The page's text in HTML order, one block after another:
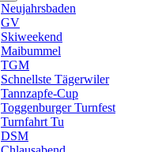
Neujahrsbaden
GV
Skiweekend
Maibummel
TGM
Schnellste Tägerwiler
Tannzapfe-Cup
Toggenburger Turnfest
Turnfahrt Tu
DSM